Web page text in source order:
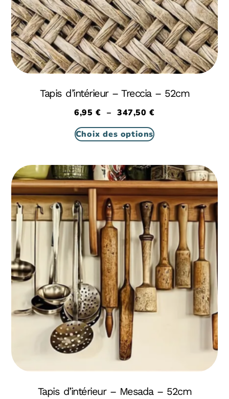
Tapis d’intérieur – Treccia – 52cm
6,95€ – 347,50€
Choix des options
Tapis d’intérieur – Mesada – 52cm